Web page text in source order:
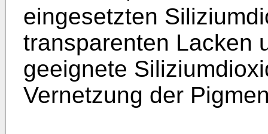
eingesetzten
transparenten Lacken
geeignete
Vernetzung der